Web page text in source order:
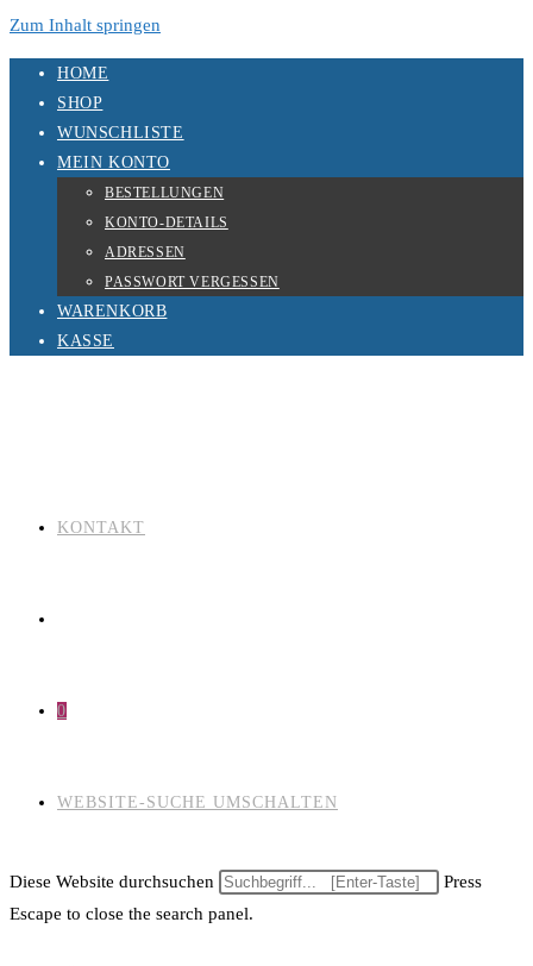
Zum Inhalt springen
HOME
SHOP
WUNSCHLISTE
MEIN KONTO
BESTELLUNGEN
KONTO-DETAILS
ADRESSEN
PASSWORT VERGESSEN
WARENKORB
KASSE
KONTAKT
0
WEBSITE-SUCHE UMSCHALTEN
Diese Website durchsuchen
Press
Escape to close the search panel.